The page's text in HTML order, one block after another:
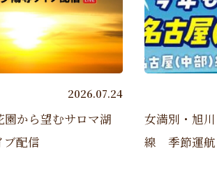
女満別・旭川－名古屋（中部）
線 季節運航（2026 7/17~2...